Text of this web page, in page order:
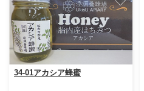
34-01アカシア蜂蜜